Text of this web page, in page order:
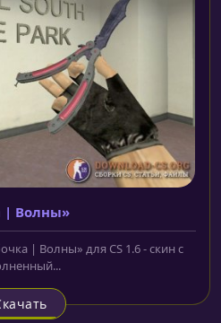
| Волны»
| Волны» для CS 1.6 - скин с